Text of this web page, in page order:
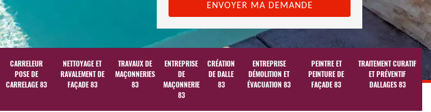
CARRELEUR
POSE DE
CARRELAGE 83
NETTOYAGE ET
RAVALEMENT DE
FAÇADE 83
TRAVAUX DE
MAÇONNERIES
83
ENTREPRISE
DE
MAÇONNERIE
83
CRÉATION
DE DALLE
83
ENTREPRISE
DÉMOLITION ET
ÉVACUATION 83
PEINTRE ET
PEINTURE DE
FAÇADE 83
TRAITEMENT CURATIF
ET PRÉVENTIF
DALLAGES 83